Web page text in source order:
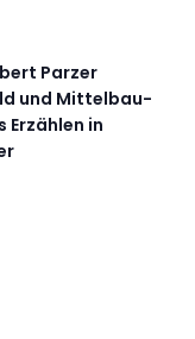
Parzer
und Mittelbau-
Erzählen in